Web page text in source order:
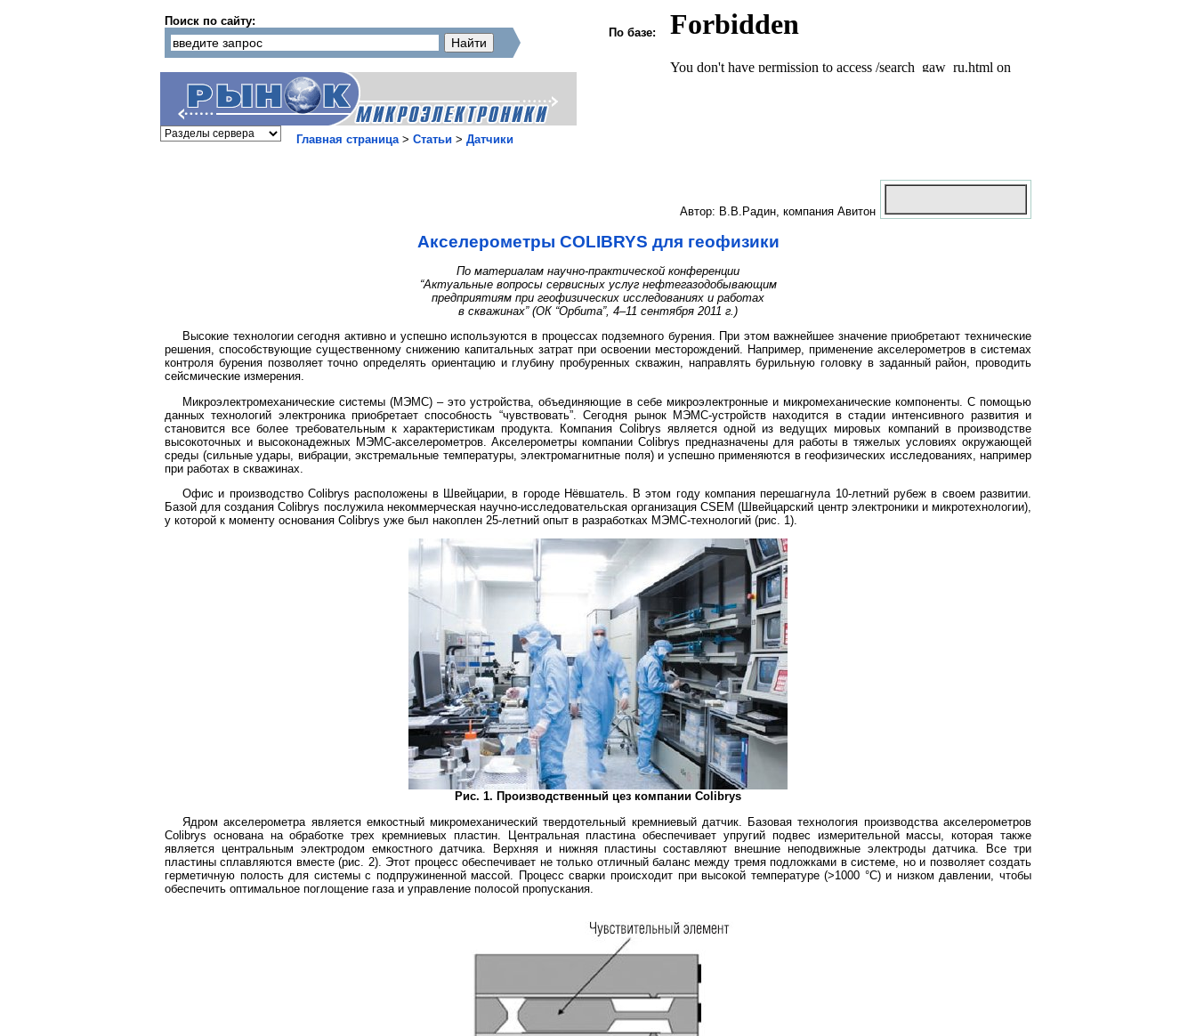
Поиск по сайту:
По базе:
Главная страница> Статьи > Датчики
Автор: В.В.Радин, компания Авитон
Акселерометры COLIBRYS для геофизики
По материалам научно-практической конференции
“Актуальные вопросы сервисных услуг нефтегазодобывающим
предприятиям при геофизических исследованиях и работах
в скважинах” (ОК “Орбита”, 4–11 сентября 2011 г.)
Высокие технологии сегодня активно и успешно используются в процессах подземного бурения. При этом важнейшее значение приобретают технические
решения, способствующие существенному снижению капитальных затрат при освоении месторождений. Например, применение акселерометров в системах
контроля бурения позволяет точно определять ориентацию и глубину пробуренных скважин, направлять бурильную головку в заданный район, проводить
сейсмические измерения.
Микроэлектромеханические системы (МЭМС) – это устройства, объединяющие в себе микроэлектронные и микромеханические компоненты. С помощью
данных технологий электроника приобретает способность “чувствовать”. Сегодня рынок МЭМС-устройств находится в стадии интенсивного развития и
становится все более требовательным к характеристикам продукта. Компания Colibrys является одной из ведущих мировых компаний в производстве
высокоточных и высоконадежных МЭМС-акселерометров. Акселерометры компании Colibrys предназначены для работы в тяжелых условиях окружающей
среды (сильные удары, вибрации, экстремальные температуры, электромагнитные поля) и успешно применяются в геофизических исследованиях, например
при работах в скважинах.
Офис и производство Colibrys расположены в Швейцарии, в городе Нёвшатель. В этом году компания перешагнула 10-летний рубеж в своем развитии.
Базой для создания Colibrys послужила некоммерческая научно-исследовательская организация CSEM (Швейцарский центр электроники и микротехнологии),
у которой к моменту основания Colibrys уже был накоплен 25-летний опыт в разработках МЭМС-технологий (рис. 1).
Рис. 1. Производственный цез компании Colibrys
Ядром акселерометра является емкостный микромеханический твердотельный кремниевый датчик. Базовая технология производства акселерометров
Colibrys основана на обработке трех кремниевых пластин. Центральная пластина обеспечивает упругий подвес измерительной массы, которая также
является центральным электродом емкостного датчика. Верхняя и нижняя пластины составляют внешние неподвижные электроды датчика. Все три
пластины сплавляются вместе (рис. 2). Этот процесс обеспечивает не только отличный баланс между тремя подложками в системе, но и позволяет создать
герметичную полость для системы с подпружиненной массой. Процесс сварки происходит при высокой температуре (>1000 °C) и низком давлении, чтобы
обеспечить оптимальное поглощение газа и управление полосой пропускания.